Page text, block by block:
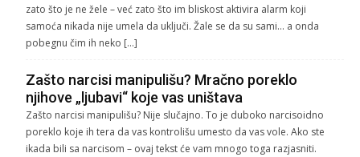
zato što je ne žele – već zato što im bliskost aktivira alarm koji
samoća nikada nije umela da uključi. Žale se da su sami… a onda
pobegnu čim ih neko […]
Zašto narcisi manipulišu? Mračno poreklo
njihove „ljubavi“ koje vas uništava
Zašto narcisi manipulišu? Nije slučajno. To je duboko narcisoidno
poreklo koje ih tera da vas kontrolišu umesto da vas vole. Ako ste
ikada bili sa narcisom – ovaj tekst će vam mnogo toga razjasniti.